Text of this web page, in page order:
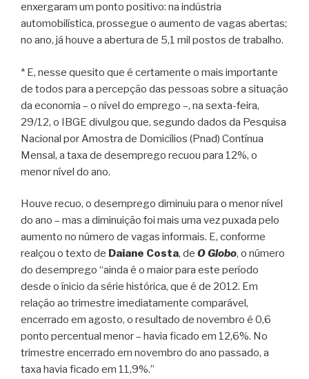
enxergaram um ponto positivo: na indústria
automobilística, prossegue o aumento de vagas abertas;
no ano, já houve a abertura de 5,1 mil postos de trabalho.
* E, nesse quesito que é certamente o mais importante
de todos para a percepção das pessoas sobre a situação
da economia – o nível do emprego –, na sexta-feira,
29/12, o IBGE divulgou que, segundo dados da Pesquisa
Nacional por Amostra de Domicílios (Pnad) Contínua
Mensal, a taxa de desemprego recuou para 12%, o
menor nível do ano.
Houve recuo, o desemprego diminuiu para o menor nível
do ano – mas a diminuição foi mais uma vez puxada pelo
aumento no número de vagas informais. E, conforme
realçou o texto de Daiane Costa, de O Globo, o número
do desemprego “ainda é o maior para este período
desde o ínicio da série histórica, que é de 2012. Em
relação ao trimestre imediatamente comparável,
encerrado em agosto, o resultado de novembro é 0,6
ponto percentual menor – havia ficado em 12,6%. No
trimestre encerrado em novembro do ano passado, a
taxa havia ficado em 11,9%.”